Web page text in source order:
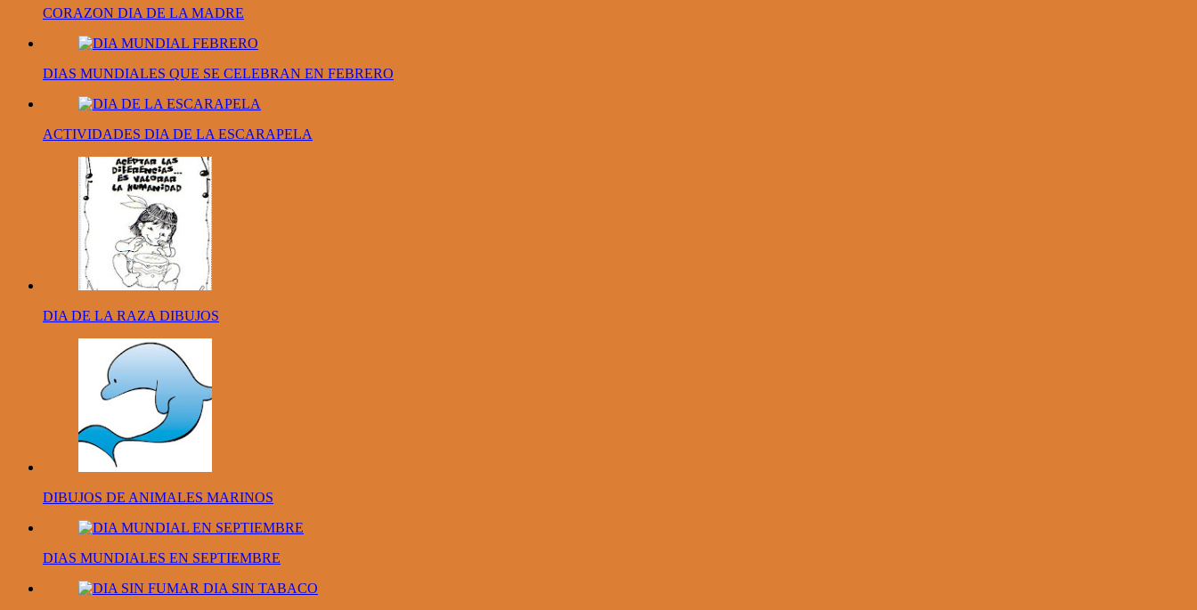
CORAZON DIA DE LA MADRE
DIAS MUNDIALES QUE SE CELEBRAN EN FEBRERO
ACTIVIDADES DIA DE LA ESCARAPELA
DIA DE LA RAZA DIBUJOS
DIBUJOS DE ANIMALES MARINOS
DIAS MUNDIALES EN SEPTIEMBRE